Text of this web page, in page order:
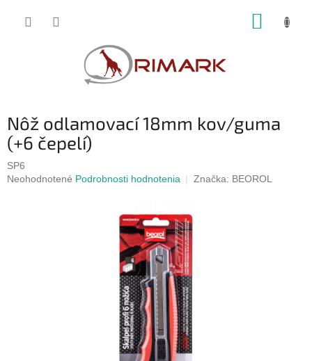
Nôž odlamovací 18mm kov/guma
(+6 čepelí)
SP6
Priemerné
Neohodnotené Podrobnosti hodnotenia Značka: BEOROL